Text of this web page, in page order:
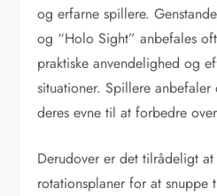
og erfarne spillere.
og “Holo Sight” anbefales
praktiske anvendelighed og
situationer. Spillere anbefaler
deres evne til at forbedre
Derudover er det tilrådeligt
rotationsplaner for at snuppe